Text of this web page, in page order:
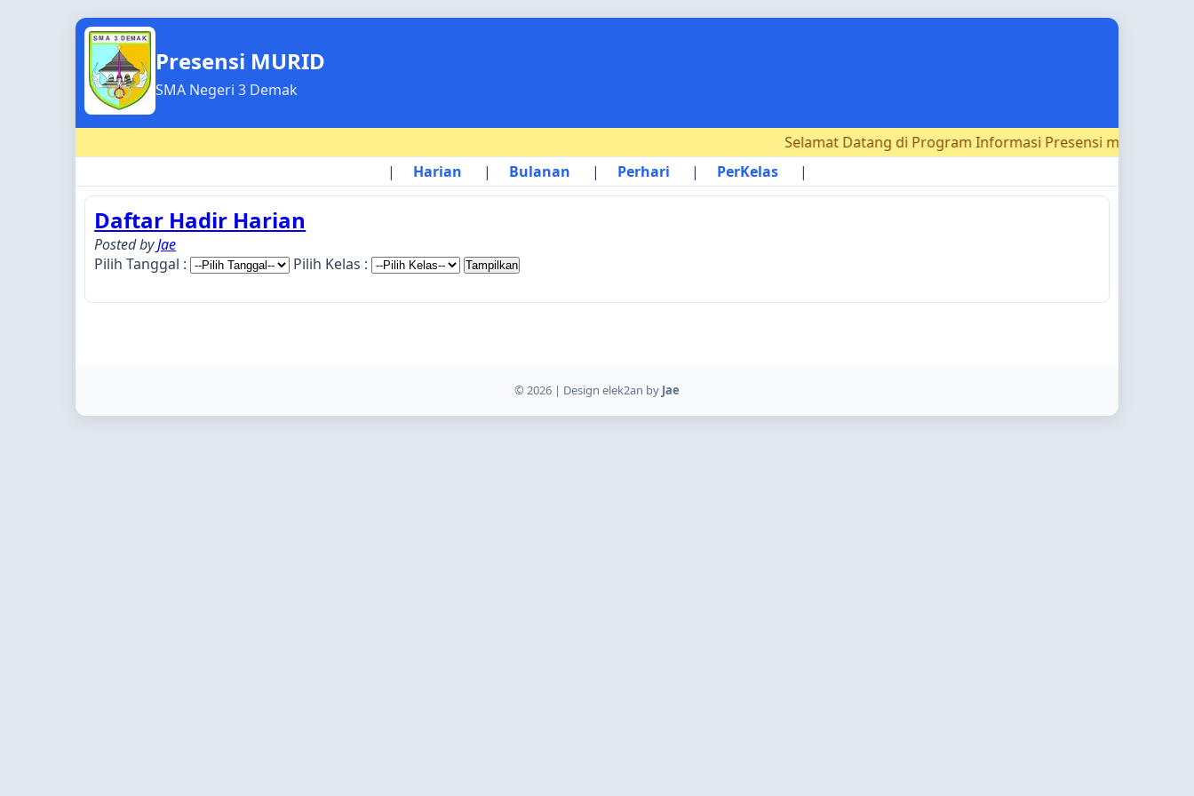
Presensi MURID
SMA Negeri 3 Demak
Selamat Datang di Program Informasi Presensi murid - SMA
|
Harian | Bulanan | Perhari | PerKelas |
Daftar Hadir Harian
Posted byJae
Pilih Tanggal :
Pilih Kelas :
© 2026 | Design elek2an by Jae